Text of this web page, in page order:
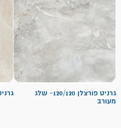
גרניט פורצלן 120/120- שלג
מעורב
גרניט